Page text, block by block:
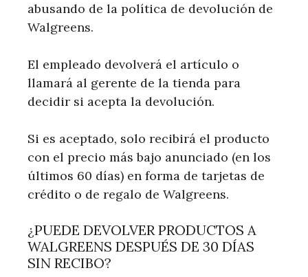
abusando de la política de devolución de
Walgreens.
El empleado devolverá el artículo o
llamará al gerente de la tienda para
decidir si acepta la devolución.
Si es aceptado, solo recibirá el producto
con el precio más bajo anunciado (en los
últimos 60 días) en forma de tarjetas de
crédito o de regalo de Walgreens.
¿PUEDE DEVOLVER PRODUCTOS A
WALGREENS DESPUÉS DE 30 DÍAS
SIN RECIBO?